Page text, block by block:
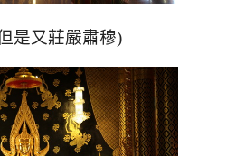
是又莊嚴肅穆)